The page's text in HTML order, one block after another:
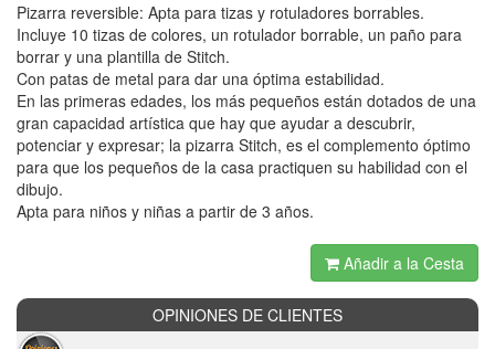
Pizarra reversible: Apta para tizas y rotuladores borrables.
Incluye 10 tizas de colores, un rotulador borrable, un paño para
borrar y una plantilla de Stitch.
Con patas de metal para dar una óptima estabilidad.
En las primeras edades, los más pequeños están dotados de una
gran capacidad artística que hay que ayudar a descubrir,
potenciar y expresar; la pizarra Stitch, es el complemento óptimo
para que los pequeños de la casa practiquen su habilidad con el
dibujo.
Apta para niños y niñas a partir de 3 años.
Añadir a la Cesta
OPINIONES DE CLIENTES